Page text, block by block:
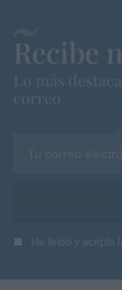
Recibe
Lo más
correo
Tu correo
He leído y acepto